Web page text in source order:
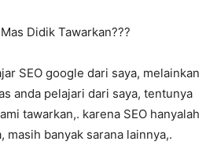
Didik Tawarkan???
SEO google dari saya, melainkan
anda pelajari dari saya, tentunya
tawarkan,. karena SEO hanyalah
masih banyak sarana lainnya,.